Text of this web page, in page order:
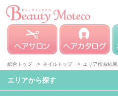
総合トップ > ネイルトップ > エリア検索結果
エリアから探す